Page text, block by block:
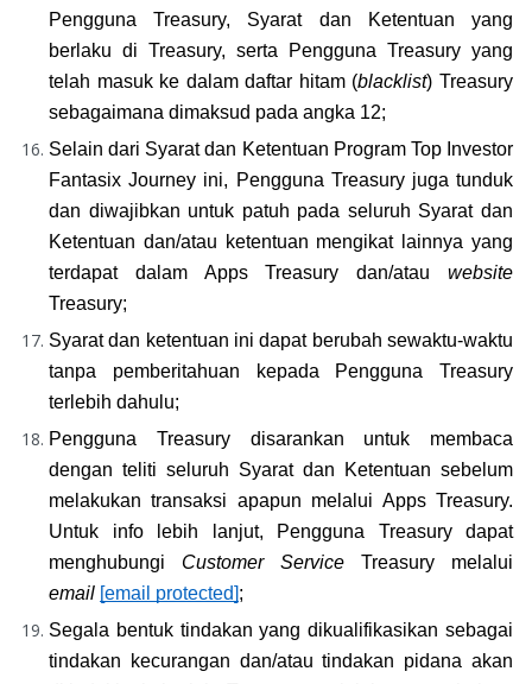
Pengguna Treasury, Syarat dan Ketentuan yang
berlaku di Treasury, serta Pengguna Treasury yang
telah masuk ke dalam daftar hitam (blacklist) Treasury
sebagaimana dimaksud pada angka 12;
Selain dari Syarat dan Ketentuan Program Top Investor
Fantasix Journey ini, Pengguna Treasury juga tunduk
dan diwajibkan untuk patuh pada seluruh Syarat dan
Ketentuan dan/atau ketentuan mengikat lainnya yang
terdapat dalam Apps Treasury dan/atau website
Treasury;
Syarat dan ketentuan ini dapat berubah sewaktu-waktu
tanpa pemberitahuan kepada Pengguna Treasury
terlebih dahulu;
Pengguna Treasury disarankan untuk membaca
dengan teliti seluruh Syarat dan Ketentuan sebelum
melakukan transaksi apapun melalui Apps Treasury.
Untuk info lebih lanjut, Pengguna Treasury dapat
menghubungi Customer Service
email [email protected];
Segala bentuk tindakan yang dikualifikasikan sebagai
tindakan kecurangan dan/atau tindakan pidana akan